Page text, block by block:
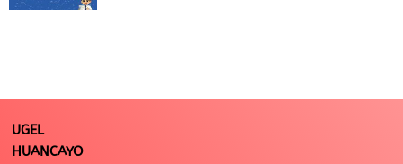
UGEL
HUANCAYO